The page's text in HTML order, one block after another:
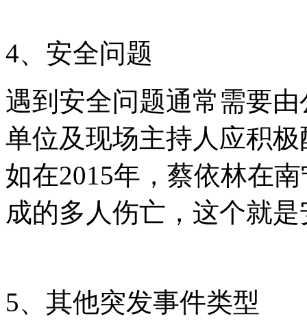
4、安全问题
遇到安全问题通常需要
单位及现场主持人应积
如在2015年，蔡依林在
成的多人伤亡，这个就
5、其他突发事件类型